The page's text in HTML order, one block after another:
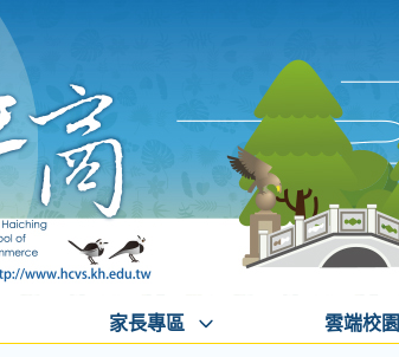
家長專區 雲端校園